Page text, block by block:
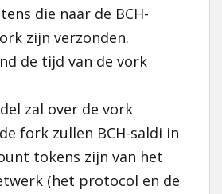
die naar de BCH-
zijn verzonden.
de tijd van de vork
zal over de vork
fork zullen BCH-saldi in
tokens zijn van het
(het protocol en de